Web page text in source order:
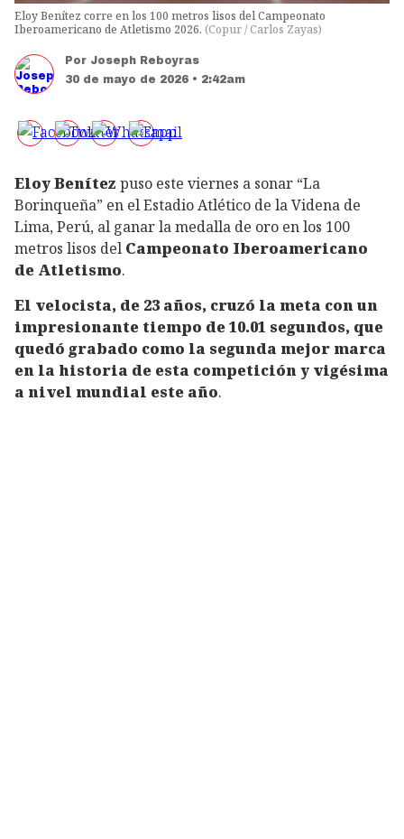
Eloy Benítez corre en los 100 metros lisos del Campeonato
Iberoamericano de Atletismo 2026. (Copur / Carlos Zayas)
Por Joseph Reboyras
30 de mayo de 2026 • 2:42am
Eloy Benítez puso este viernes a sonar “La
Borinqueña” en el Estadio Atlético de la Videna de
Lima, Perú, al ganar la medalla de oro en los 100
metros lisos del Campeonato Iberoamericano
de Atletismo.
El velocista, de 23 años, cruzó la meta con un
impresionante tiempo de 10.01 segundos, que
quedó grabado como la segunda mejor marca
en la historia de esta competición y vigésima
a nivel mundial este año.